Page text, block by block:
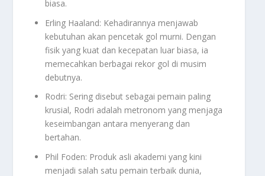
biasa.
Erling Haaland: Kehadirannya menjawab
kebutuhan akan pencetak gol murni. Dengan
fisik yang kuat dan kecepatan luar biasa, ia
memecahkan berbagai rekor gol di musim
debutnya.
Rodri: Sering disebut sebagai pemain paling
krusial, Rodri adalah metronom yang menjaga
keseimbangan antara menyerang dan
bertahan.
Phil Foden: Produk asli akademi yang kini
menjadi salah satu pemain terbaik dunia,